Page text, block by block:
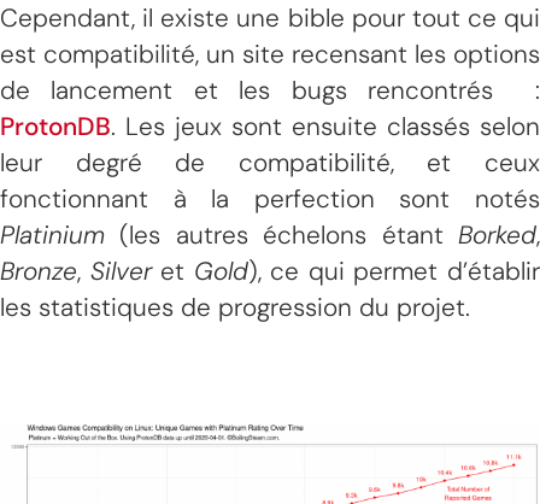
Cependant, il existe une bible pour tout ce qui
est compatibilité, un site recensant les options
de lancement et les bugs rencontrés :
ProtonDB. Les jeux sont ensuite classés selon
leur degré de compatibilité, et ceux
fonctionnant à la perfection sont notés
Platinium (les autres échelons étant Borked,
Bronze, Silveret Gold), ce qui permet d’établir
les statistiques de progression du projet.